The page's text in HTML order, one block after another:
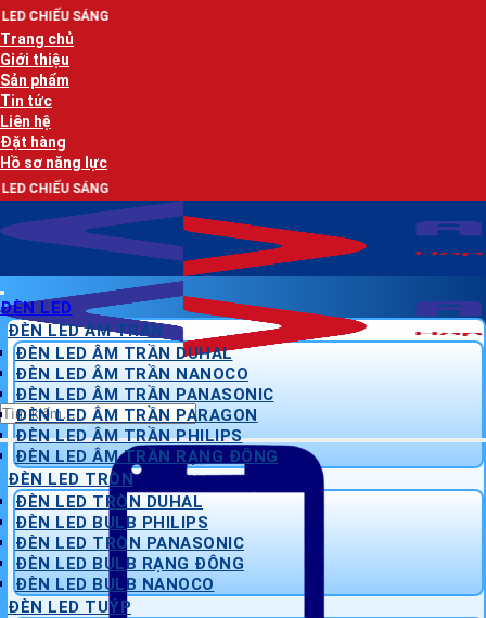
Bỏ
qua
nội
dung
Trang chủ
Giới thiệu
Sản phẩm
Tin tức
Liên hệ
Đặt hàng
Hồ sơ năng lực
Tìm
kiếm:
ĐÈN LED
ĐÈN LED ÂM TRẦN
ĐÈN LED ÂM TRẦN DUHAL
ĐÈN LED ÂM TRẦN NANOCO
ĐÈN LED ÂM TRẦN PANASONIC
ĐÈN LED ÂM TRẦN PARAGON
ĐÈN LED ÂM TRẦN PHILIPS
ĐÈN LED ÂM TRẦN RẠNG ĐÔNG
ĐÈN LED TRÒN
ĐÈN LED TRÒN DUHAL
ĐÈN LED BULB PHILIPS
ĐÈN LED TRÒN PANASONIC
ĐÈN LED BULB RẠNG ĐÔNG
ĐÈN LED BULB NANOCO
ĐÈN LED TUÝP